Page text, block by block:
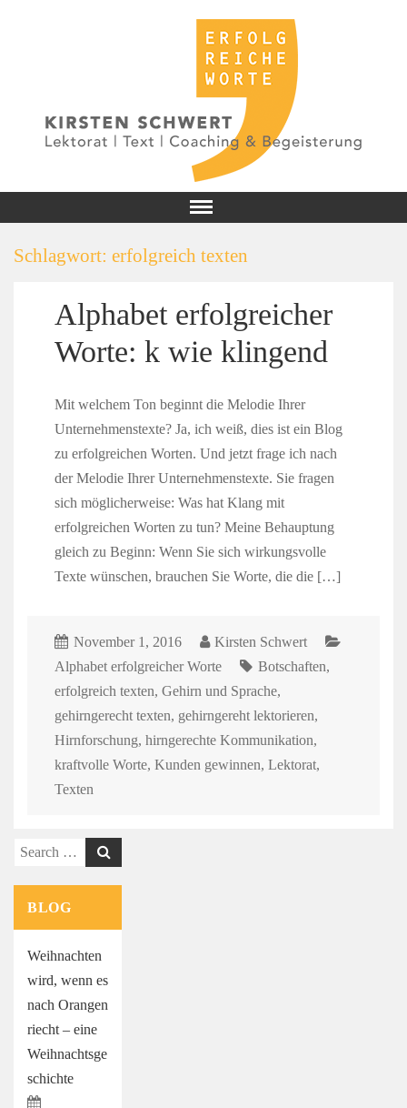
Schlagwort: erfolgreich texten
Alphabet erfolgreicher
Worte: k wie klingend
Mit welchem Ton beginnt die Melodie Ihrer
Unternehmenstexte? Ja, ich weiß, dies ist ein Blog
zu erfolgreichen Worten. Und jetzt frage ich nach
der Melodie Ihrer Unternehmenstexte. Sie fragen
sich möglicherweise: Was hat Klang mit
erfolgreichen Worten zu tun? Meine Behauptung
gleich zu Beginn: Wenn Sie sich wirkungsvolle
Texte wünschen, brauchen Sie Worte, die die […]
November 1, 2016
Kirsten Schwert
Alphabet erfolgreicher Worte
Botschaften,
erfolgreich texten, Gehirn und Sprache,
gehirngerecht texten, gehirngereht lektorieren,
Hirnforschung, hirngerechte Kommunikation,
kraftvolle Worte, Kunden gewinnen, Lektorat,
Texten
Search
BLOG
Weihnachten
wird, wenn es
nach Orangen
riecht – eine
Weihnachtsge
schichte